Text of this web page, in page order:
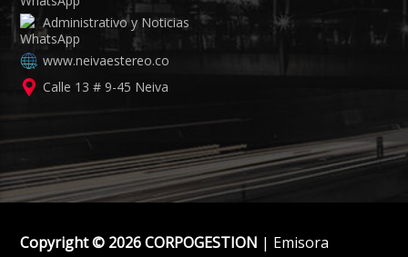
Administrativo y Noticias
www.neivaestereo.co
Calle 13 # 9-45 Neiva
Copyright © 2026 CORPOGESTION | Emisora